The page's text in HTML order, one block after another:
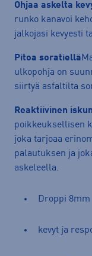
Ohjaa askelta
runko kanavoi
jalkojasi kevyesti
Pitoa soratiellä
ulkopohja on
siirtyä asfaltilta
Reaktiivinen
poikkeuksellisen
joka tarjoaa
palautuksen ja
askeleella.
Droppi 8mm
kevyt ja